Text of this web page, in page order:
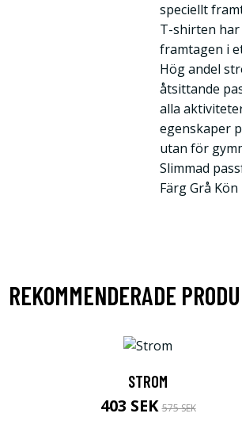
speciellt
T-shirten
framtagen i
Hög andel
åtsittande
alla
egenskaper
utan för
Slimmad
Färg Grå Kön
REKOMMENDERADE
STROM
403 SEK575 SEK